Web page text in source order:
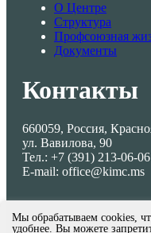
О Центре
Структура
Профсоюзная
Документы
Контакты
660059, Россия,
ул. Вавилова, 90
Тел.: +7 (391) 213-06-06
E-mail: office@kimc.ms
Мы обрабатываем cookies,
удобнее. Вы можете